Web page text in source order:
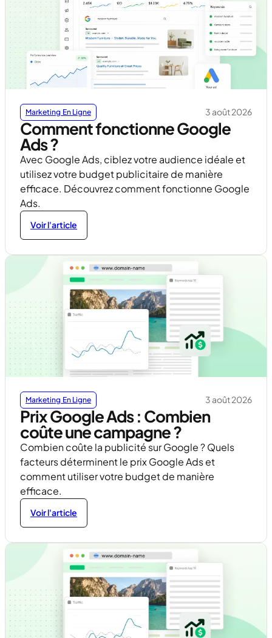
Marketing En Ligne 3 août 2026
Comment fonctionne Google
Ads ?
Avec Google Ads, ciblez votre audience idéale et
utilisez votre budget publicitaire de manière
efficace. Découvrez comment fonctionne Google
Ads.
Voir l'article
Marketing En Ligne 3 août 2026
Prix Google Ads : Combien
coûte une campagne ?
Combien coûte la publicité sur Google ? Quels
facteurs déterminent le prix Google Ads et
comment utiliser votre budget de manière
efficace.
Voir l'article